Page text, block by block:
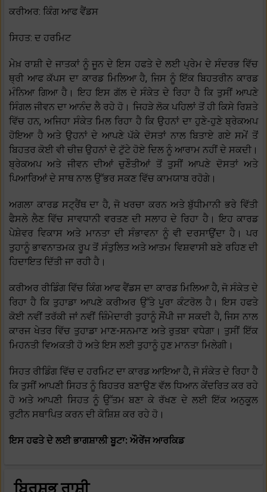
ਕਰੀਅਰ: ਕਿੰਗ ਆਫ ਵੈਂਡਸ
ਸਿਹਤ: ਦ ਹਰਮਿਟ
ਮੇਖ਼ ਰਾਸ਼ੀ ਦੇ ਜਾਤਕਾਂ ਨੂੰ ਜੂਨ ਦੇ ਇਸ ਹਫਤੇ ਦੇ ਲਈ ਪ੍ਰੇਮ ਦੇ ਸੰਦਰਭ ਵਿੱਚ
ਥ੍ਰੀ ਆਫ ਕੱਪਸ ਦਾ ਕਾਰਡ ਮਿਲਿਆ ਹੈ, ਜਿਸ ਨੂੰ ਇੱਕ ਬਿਹਤਰੀਨ ਕਾਰਡ
ਮੰਨਿਆ ਗਿਆ ਹੈ। ਇਹ ਇਸ ਗੱਲ ਦੇ ਸੰਕੇਤ ਦੇ ਰਿਹਾ ਹੈ ਕਿ ਤੁਸੀਂ ਆਪਣੇ
ਸਿੰਗਲ ਜੀਵਨ ਦਾ ਆਨੰਦ ਲੈ ਰਹੇ ਹੋ। ਜਿਹੜੇ ਲੋਕ ਪਹਿਲਾਂ ਤੋਂ ਹੀ ਕਿਸੇ ਰਿਸ਼ਤੇ
ਵਿੱਚ ਹਨ, ਅਜਿਹਾ ਸੰਕੇਤ ਮਿਲ ਰਿਹਾ ਹੈ ਕਿ ਉਹਨਾਂ ਦਾ ਹੁਣੇ-ਹੁਣੇ ਬ੍ਰੇਕਅਪ
ਹੋਇਆ ਹੈ ਅਤੇ ਉਹਨਾਂ ਦੇ ਆਪਣੇ ਪੱਕੇ ਦੋਸਤਾਂ ਨਾਲ ਬਿਤਾਏ ਗਏ ਸਮੇਂ ਤੋਂ
ਬਿਹਤਰ ਕੋਈ ਵੀ ਚੀਜ਼ ਉਹਨਾਂ ਦੇ ਟੁੱਟੇ ਹੋਏ ਦਿਲ ਨੂੰ ਆਰਾਮ ਨਹੀਂ ਦੇ ਸਕਦੀ।
ਬ੍ਰੇਕਅਪ ਅਤੇ ਜੀਵਨ ਦੀਆਂ ਚੁਣੌਤੀਆਂ ਤੋਂ ਤੁਸੀਂ ਆਪਣੇ ਦੋਸਤਾਂ ਅਤੇ
ਪਿਆਰਿਆਂ ਦੇ ਸਾਥ ਨਾਲ ਉੱਭਰ ਸਕਣ ਵਿੱਚ ਕਾਮਯਾਬ ਰਹੋਗੇ।
ਅਗਲਾ ਕਾਰਡ ਸਟ੍ਰੈਂਥ ਦਾ ਹੈ, ਜੋ ਖਰਚਾ ਕਰਨ ਅਤੇ ਬੁੱਧੀਮਾਨੀ ਭਰੇ ਵਿੱਤੀ
ਫੈਸਲੇ ਲੈਣ ਵਿੱਚ ਸਾਵਧਾਨੀ ਵਰਤਣ ਦੀ ਸਲਾਹ ਦੇ ਰਿਹਾ ਹੈ। ਇਹ ਕਾਰਡ
ਪੇਸ਼ੇਵਰ ਵਿਕਾਸ ਅਤੇ ਮਾਨਤਾ ਦੀ ਸੰਭਾਵਨਾ ਨੂੰ ਵੀ ਦਰਸਾਉਂਦਾ ਹੈ। ਪਰ
ਤੁਹਾਨੂੰ ਭਾਵਨਾਤਮਕ ਰੂਪ ਤੋਂ ਸੰਤੁਲਿਤ ਅਤੇ ਆਤਮ ਵਿਸ਼ਵਾਸੀ ਬਣੇ ਰਹਿਣ ਦੀ
ਹਿਦਾਇਤ ਦਿੱਤੀ ਜਾ ਰਹੀ ਹੈ।
ਕਰੀਅਰ ਰੀਡਿੰਗ ਵਿੱਚ ਕਿੰਗ ਆਫ ਵੈਂਡਸ ਦਾ ਕਾਰਡ ਮਿਲਿਆ ਹੈ, ਜੋ ਸੰਕੇਤ ਦੇ
ਰਿਹਾ ਹੈ ਕਿ ਤੁਹਾਡਾ ਆਪਣੇ ਕਰੀਅਰ ਉੱਤੇ ਪੂਰਾ ਕੰਟਰੋਲ ਹੈ। ਇਸ ਹਫਤੇ
ਕੋਈ ਨਵੀਂ ਤਰੱਕੀ ਜਾਂ ਨਵੀਂ ਜ਼ਿੰਮੇਦਾਰੀ ਤੁਹਾਨੂੰ ਸੌਂਪੀ ਜਾ ਸਕਦੀ ਹੈ, ਜਿਸ ਨਾਲ
ਕਾਰਜ ਖੇਤਰ ਵਿੱਚ ਤੁਹਾਡਾ ਮਾਣ-ਸਨਮਾਣ ਅਤੇ ਰੁਤਬਾ ਵਧੇਗਾ। ਤੁਸੀਂ ਇੱਕ
ਮਿਹਨਤੀ ਵਿਅਕਤੀ ਹੋ ਅਤੇ ਇਸ ਲਈ ਤੁਹਾਨੂੰ ਹੁਣ ਮਾਨਤਾ ਮਿਲੇਗੀ।
ਸਿਹਤ ਰੀਡਿੰਗ ਵਿੱਚ ਦ ਹਰਮਿਟ ਦਾ ਕਾਰਡ ਆਇਆ ਹੈ, ਜੋ ਸੰਕੇਤ ਦੇ ਰਿਹਾ ਹੈ
ਕਿ ਤੁਸੀਂ ਆਪਣੀ ਸਿਹਤ ਨੂੰ ਬਿਹਤਰ ਬਣਾਉਣ ਵੱਲ ਧਿਆਨ ਕੇਂਦਰਿਤ ਕਰ ਰਹੇ
ਹੋ ਅਤੇ ਆਪਣੀ ਸਿਹਤ ਨੂੰ ਉੱਤਮ ਬਣਾ ਕੇ ਰੱਖਣ ਦੇ ਲਈ ਇੱਕ ਅਨੁਕੂਲ
ਰੁਟੀਨ ਸਥਾਪਿਤ ਕਰਨ ਦੀ ਕੋਸ਼ਿਸ਼ ਕਰ ਰਹੇ ਹੋ।
ਇਸ ਹਫਤੇ ਦੇ ਲਈ ਭਾਗਸ਼ਾਲੀ ਬੂਟਾ: ਔਰੇਂਜ ਆਰਕਿਡ